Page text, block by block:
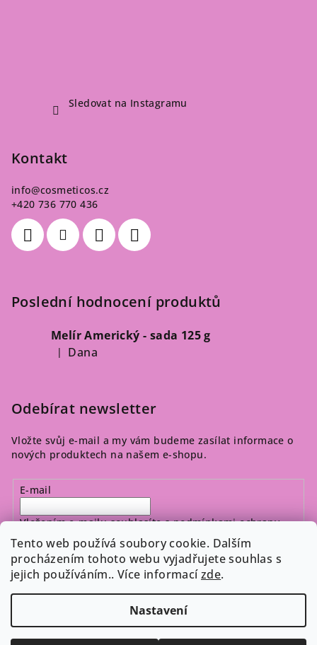
Tento web používá soubory cookie. Dalším
procházením tohoto webu vyjadřujete souhlas s
jejich používáním.. Více informacízde.
Nastavení
Sledovat na Instagramu
Kontakt
info@cosmeticos.cz
+420 736 770 436
Poslední hodnocení produktů
Melír Americký - sada 125 g
Hodnocení produktu je 5 z 5 hvězdiček.
| Dana
Odebírat newsletter
Vložte svůj e-mail a my vám budeme zasílat informace o
nových produktech na našem e-shopu.
E-mail
Vložením e-mailu souhlasíte spodmínkami ochrany
osobních údajů
Přihlásit se